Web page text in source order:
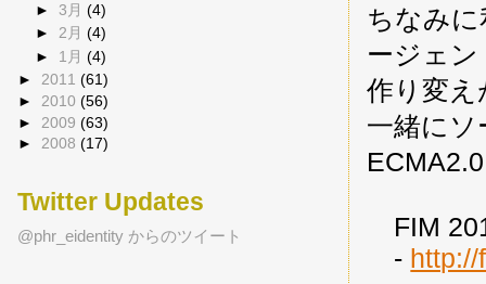
ちなみ
ージェ
作り変え
一緒に
FIM
-
► 3月(4)
►2月(4)
► 1月(4)
► 2011 (61)
► 2010 (56)
► 2009 (63)
► 2008 (17)
Twitter Updates
@phr_eidentity からのツイート